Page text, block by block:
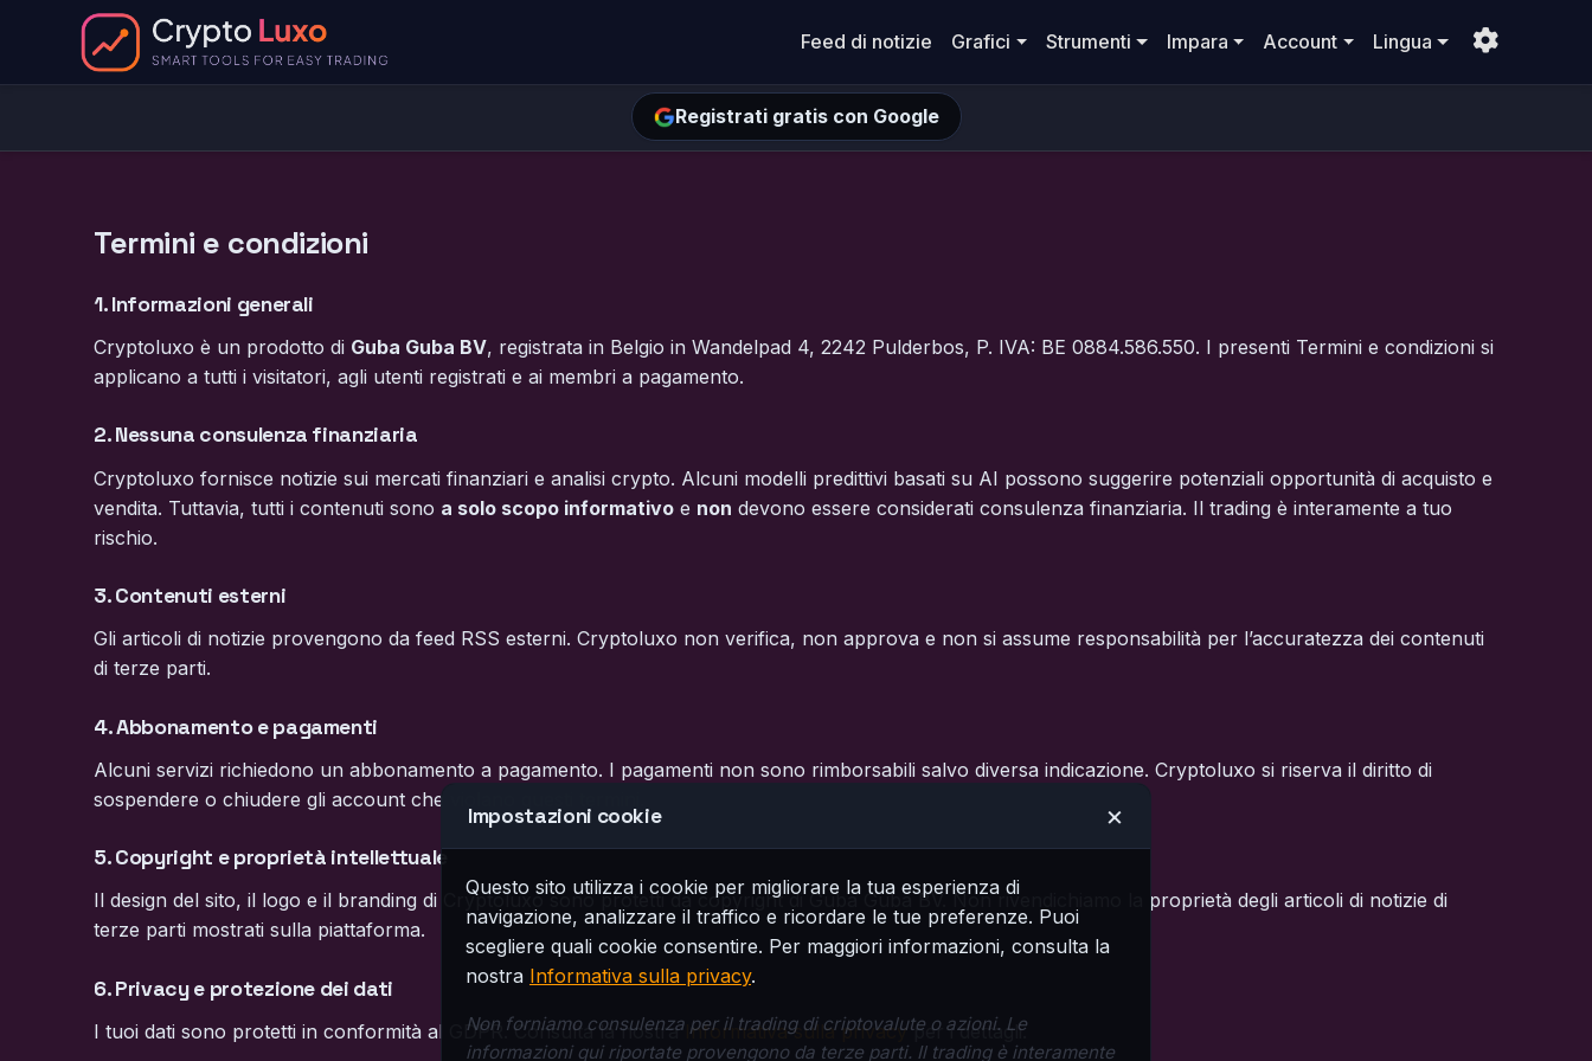
Feed di notizie Grafici Strumenti Impara Account Lingua
Registrati gratis con Google
Termini e condizioni
1. Informazioni generali
Cryptoluxo è un prodotto di Guba Guba BV, registrata in Belgio in Wandelpad 4, 2242 Pulderbos, P. IVA: BE 0884.586.550. I presenti Termini e condizioni si
applicano a tutti i visitatori, agli utenti registrati e ai membri a pagamento.
2. Nessuna consulenza finanziaria
Cryptoluxo fornisce notizie sui mercati finanziari e analisi crypto. Alcuni modelli predittivi basati su AI possono suggerire potenziali opportunità di acquisto e
vendita. Tuttavia, tutti i contenuti sono a solo scopo informativo e non devono essere considerati consulenza finanziaria. Il trading è interamente a tuo
rischio.
3. Contenuti esterni
Gli articoli di notizie provengono da feed RSS esterni. Cryptoluxo non verifica, non approva e non si assume responsabilità per l’accuratezza dei contenuti
di terze parti.
4. Abbonamento e pagamenti
Alcuni servizi richiedono un abbonamento a pagamento. I pagamenti non sono rimborsabili salvo diversa indicazione. Cryptoluxo si riserva il diritto di
sospendere o chiudere gli account che violano questi termini.
5. Copyright e proprietà intellettuale
Il design del sito, il logo e il branding di Cryptoluxo sono protetti da copyright di Guba Guba BV. Non rivendichiamo la proprietà degli articoli di notizie di
terze parti mostrati sulla piattaforma.
6. Privacy e protezione dei dati
I tuoi dati sono protetti in conformità al GDPR. Consulta la nostra Informativa sulla privacyper i dettagli.
Impostazioni cookie ×
Questo sito utilizza i cookie per migliorare la tua esperienza di
navigazione, analizzare il traffico e ricordare le tue preferenze. Puoi
scegliere quali cookie consentire. Per maggiori informazioni, consulta la
nostra Informativa sulla privacy.
Non forniamo consulenza per il trading di criptovalute o azioni. Le
informazioni qui riportate provengono da terze parti. Il trading è interamente